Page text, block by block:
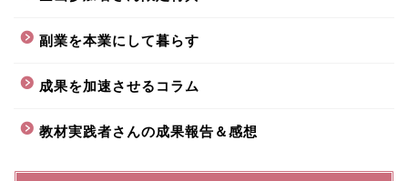
副業を本業にして暮らす
成果を加速させるコラム
教材実践者さんの成果報告＆感想